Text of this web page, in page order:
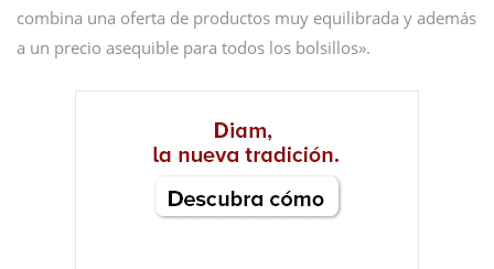
combina una oferta de productos muy equilibrada y además
a un precio asequible para todos los bolsillos».